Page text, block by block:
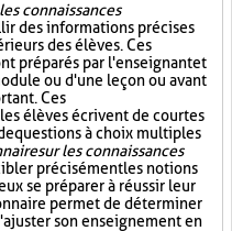
connaissances
des informations précises
des élèves. Ces
préparés par l'enseignant et
ou d'une leçon ou avant
Ces
élèves écrivent de courtes
questions à choix multiples
sur les connaissances
précisément les notions
se préparer à réussir leur
permet de déterminer
son enseignement en